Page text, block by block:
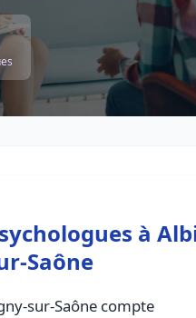
à
Saône
sur-Saône compte